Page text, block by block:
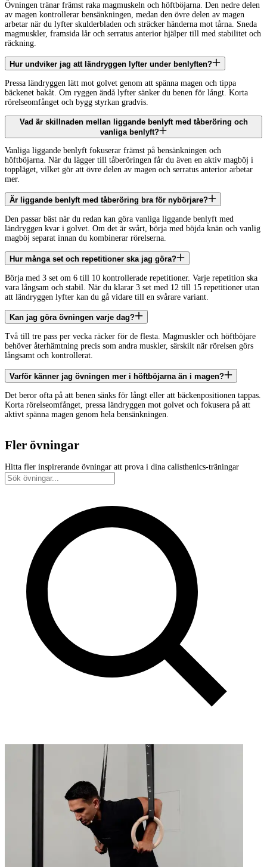
Övningen tränar främst raka magmuskeln och höftböjarna. Den nedre delen
av magen kontrollerar bensänkningen, medan den övre delen av magen
arbetar när du lyfter skulderbladen och sträcker händerna mot tårna. Sneda
magmuskler, framsida lår och serratus anterior hjälper till med stabilitet och
räckning.
Hur undviker jag att ländryggen lyfter under benlyften?
Pressa ländryggen lätt mot golvet genom att spänna magen och tippa
bäckenet bakåt. Om ryggen ändå lyfter sänker du benen för långt. Korta
rörelseomfånget och bygg styrkan gradvis.
Vad är skillnaden mellan liggande benlyft med tåberöring och
vanliga benlyft?
Vanliga liggande benlyft fokuserar främst på bensänkningen och
höftböjarna. När du lägger till tåberöringen får du även en aktiv magböj i
toppläget, vilket gör att övre delen av magen och serratus anterior arbetar
mer.
Är liggande benlyft med tåberöring bra för nybörjare?
Den passar bäst när du redan kan göra vanliga liggande benlyft med
ländryggen kvar i golvet. Om det är svårt, börja med böjda knän och vanlig
magböj separat innan du kombinerar rörelserna.
Hur många set och repetitioner ska jag göra?
Börja med 3 set om 6 till 10 kontrollerade repetitioner. Varje repetition ska
vara långsam och stabil. När du klarar 3 set med 12 till 15 repetitioner utan
att ländryggen lyfter kan du gå vidare till en svårare variant.
Kan jag göra övningen varje dag?
Två till tre pass per vecka räcker för de flesta. Magmuskler och höftböjare
behöver återhämtning precis som andra muskler, särskilt när rörelsen görs
långsamt och kontrollerat.
Varför känner jag övningen mer i höftböjarna än i magen?
Det beror ofta på att benen sänks för långt eller att bäckenpositionen tappas.
Korta rörelseomfånget, pressa ländryggen mot golvet och fokusera på att
aktivt spänna magen genom hela bensänkningen.
Fler övningar
Hitta fler inspirerande övningar att prova i dina calisthenics-träningar